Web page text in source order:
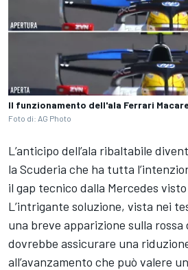
Il funzionamento dell'ala Ferrari
Foto di: AG Photo
L’anticipo dell’ala ribaltabile
la Scuderia che ha tutta
il gap tecnico dalla Mercedes
L’intrigante soluzione, vista nei
una breve apparizione sulla rossa
dovrebbe assicurare una
all’avanzamento che può valere